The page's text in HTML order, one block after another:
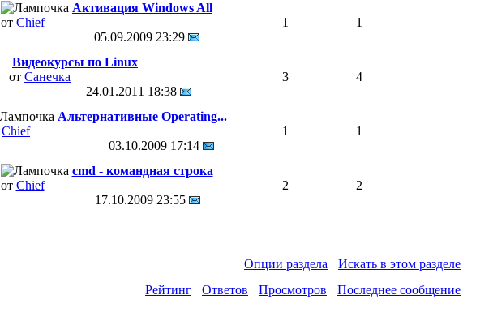
Активация Windows All
от Chief
05.09.2009 23:29
1 1
Видеокурсы по Linux
от Санечка
24.01.2011 18:38
3 4
Альтернативные Operating...
Chief
03.10.2009 17:14
1 1
cmd - командная строка
от Chief
17.10.2009 23:55
2 2
Опции раздела
Искать в этом разделе
Рейтинг
Ответов Просмотров Последнее сообщение